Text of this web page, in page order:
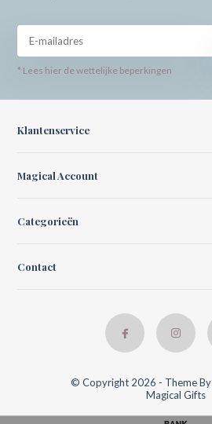
* Lees hier de wettelijke beperkingen
Klantenservice
Magical Account
Categorieën
Contact
© Copyright 2026 - Theme By
Magical Gifts